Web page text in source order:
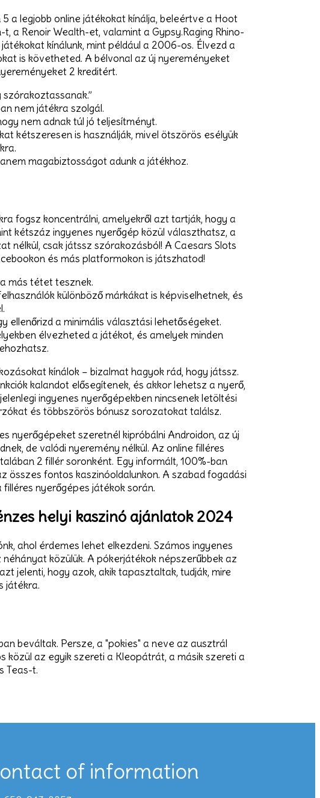
a legjobb online játékokat kínálja, beleértve a Hoot
a Renoir Wealth-et, valamint a Gypsy.Raging Rhino-
kínálunk, mint például a 2006-os. Élvezd a
is követheted. A bélvonal az új nyereményeket
2 kreditért.
nem játékra szolgál.
nem adnak túl jó teljesítményt.
kétszeresen is használják, mivel ötszörös esélyük
magabiztosságot adunk a játékhoz.
fogsz koncentrálni, amelyekről azt tartják, hogy a
kétszáz ingyenes nyerőgép közül választhatsz, a
nélkül, csak játssz szórakozásból! A Caesars Slots
és más platformokon is játszhatod!
más tétet tesznek.
különböző márkákat is képviselhetnek, és
ellenőrizd a minimális választási lehetőségeket.
élvezheted a játékot, és amelyek minden
kínálok – bizalmat hagyok rád, hogy játssz.
kalandot elősegítenek, és akkor lehetsz a nyerő,
ingyenes nyerőgépekben nincsenek letöltési
és többszörös bónusz sorozatokat találsz.
nyerőgépeket szeretnél kipróbálni Androidon, az új
de valódi nyeremény nélkül. Az online filléres
2 fillér soronként. Egy informált, 100%-ban
összes fontos kaszinóoldalunkon. A szabad fogadási
nyerőgépes játékok során.
helyi kaszinó ajánlatok 2024
ahol érdemes lehet elkezdeni. Számos ingyenes
közülük. A pókerjátékok népszerűbbek az
jelenti, hogy azok, akik tapasztaltak, tudják, mire
játékra.
beváltak. Persze, a "pokies" a neve az ausztrál
közül az egyik szereti a Kleopátrát, a másik szereti a
Teas-t.
of information